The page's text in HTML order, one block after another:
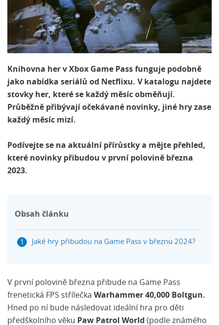
Knihovna her v Xbox Game Pass funguje podobně
jako nabídka seriálů od Netflixu. V katalogu najdete
stovky her, které se každý měsíc obměňují.
Průběžně přibývají očekávané novinky, jiné hry zase
každý měsíc mizí.
Podívejte se na aktuální přírůstky a mějte přehled,
které novinky přibudou v první polovině března
2023.
Obsah článku
Jaké hry přibudou na Game Pass v březnu 2024?
V první polovině března přibude na Game Pass
frenetická FPS střílečka Warhammer 40,000 Boltgun.
Hned po ní bude následovat ideální hra pro děti
předškolního věku Paw Patrol World (podle známého